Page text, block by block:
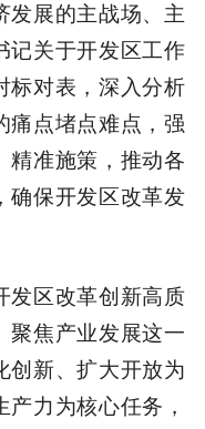
发展的主战场、主
记关于开发区工作
标对表，深入分析
痛点堵点难点，强
精准施策，推动各
确保开发区改革发
发区改革创新高质
聚焦产业发展这一
创新、扩大开放为
力为核心任务，